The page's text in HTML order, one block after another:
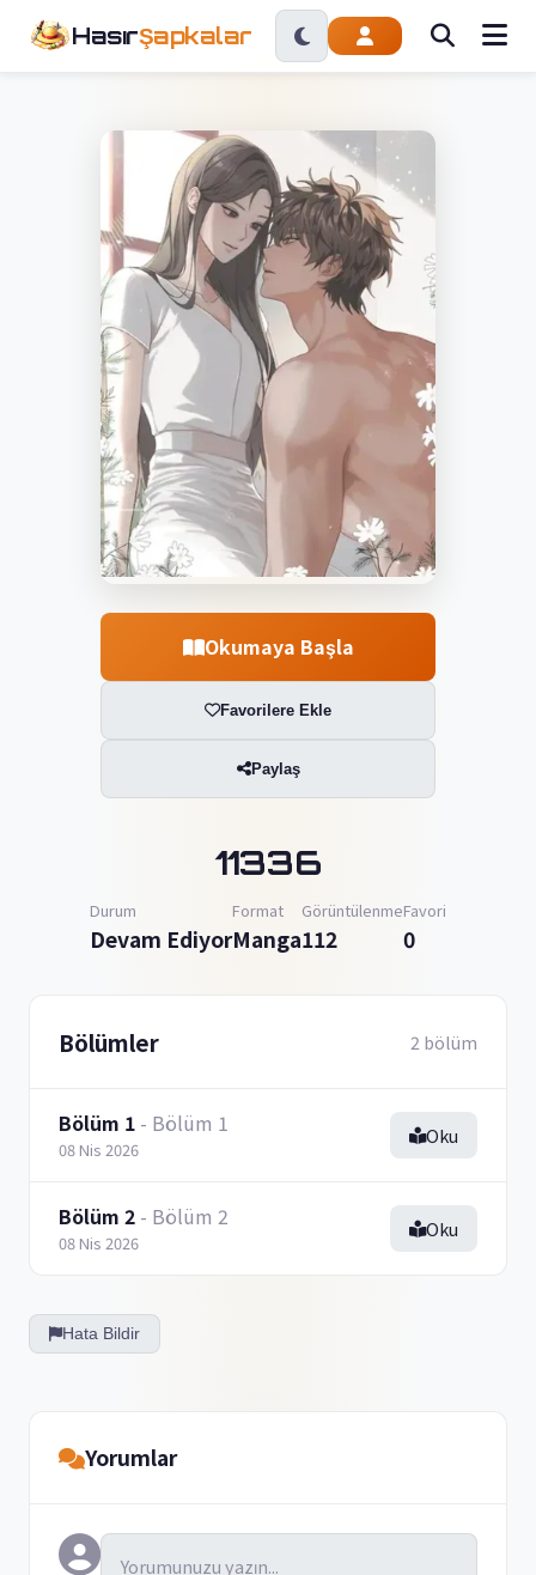
HasırŞapkalar
Okumaya Başla
Favorilere Ekle
Paylaş
11336
Durum
Devam Ediyor
Format
Manga
Görüntülenme
112
Favori
0
Bölümler 2 bölüm
Bölüm 1 - Bölüm 1
08 Nis 2026
Oku
Bölüm 2 - Bölüm 2
08 Nis 2026
Oku
Hata Bildir
Yorumlar